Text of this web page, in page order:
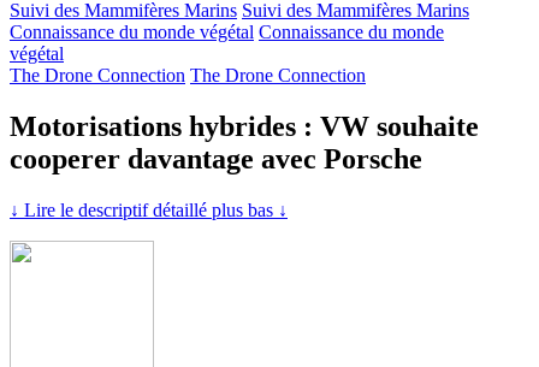
Suivi des Mammifères Marins Suivi des Mammifères Marins
Connaissance du monde végétal Connaissance du monde
végétal
The Drone Connection The Drone Connection
Motorisations hybrides : VW souhaite
cooperer davantage avec Porsche
↓ Lire le descriptif détaillé plus bas ↓